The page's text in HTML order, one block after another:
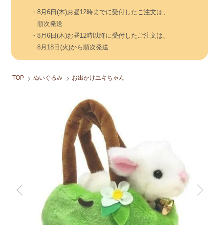
・8月6日(木)お昼12時までに受付したご注文は、
順次発送
・8月6日(木)お昼12時以降に受付したご注文は、
8月18日(火)から順次発送
TOP ぬいぐるみ お出かけユキちゃん